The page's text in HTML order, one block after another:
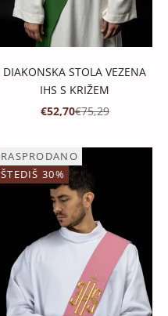
DIAKONSKA STOLA VEZENA
IHS S KRIŽEM
PROMOTIVNA CIJENA
€52,70REDOVNA CIJENA
€75,29
RASPRODANO
ŠTEDIŠ 30%